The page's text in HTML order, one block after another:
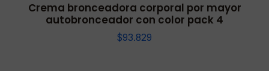
Crema bronceadora corporal por mayor
autobronceador con color pack 4
$93.829